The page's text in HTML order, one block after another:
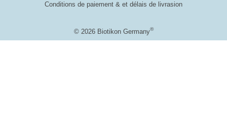
© 2026 Biotikon Germany®
Conditions de paiement & et délais de livrasion